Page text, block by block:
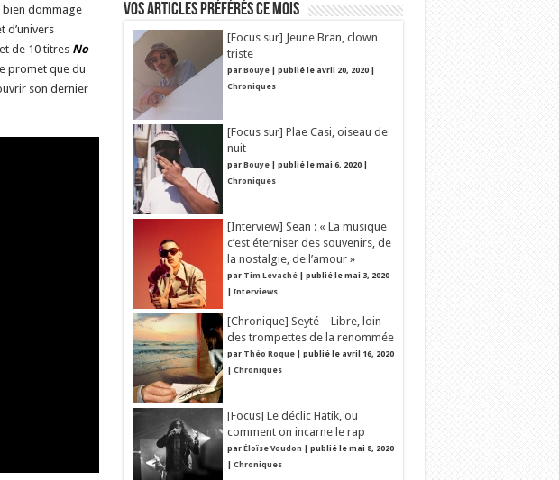
bien dommage
d’univers
de 10 titres No
promet que du
son dernier
Vos articles préférés ce mois
[Focus sur] Jeune Bran, clown
triste
par Bouye| publié le avril 20, 2020|
Chroniques
[Focus sur] Plae Casi, oiseau de
nuit
par Bouye| publié le mai 6, 2020|
Chroniques
[Interview] Sean : « La musique
c’est éterniser des souvenirs, de
la nostalgie, de l’amour »
par Tim Levaché| publié le mai 3, 2020
Interviews
[Chronique] Seyté – Libre, loin
des trompettes de la renommée
par Théo Roque| publié le avril 16, 2020
Chroniques
[Focus] Le déclic Hatik, ou
comment on incarne le rap
par Éloïse Voudon
publié le mai 8, 2020
Chroniques